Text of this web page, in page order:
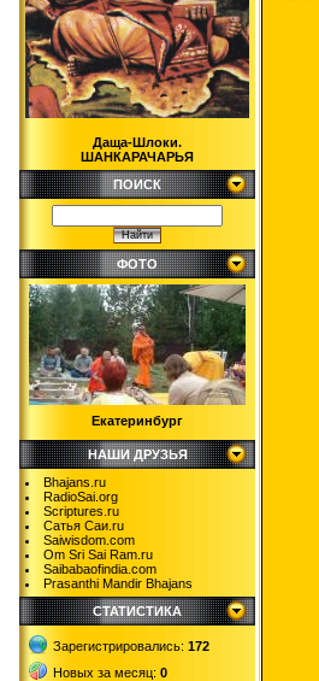
Даща-Шлоки.
ШАНКАРАЧАРЬЯ
ПОИСК
ФОТО
Екатеринбург
НАШИ ДРУЗЬЯ
Bhajans.ru
RadioSai.org
Scriptures.ru
Сатья Саи.ru
Saiwisdom.com
Om Sri Sai Ram.ru
Saibabaofindia.com
Prasanthi Mandir Bhajans
СТАТИСТИКА
Зарегистрировались: 172
Новых за месяц: 0